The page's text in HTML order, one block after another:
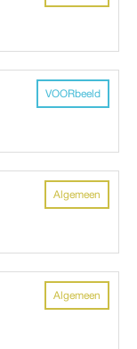
VOORbeeld
Algemeen
Algemeen